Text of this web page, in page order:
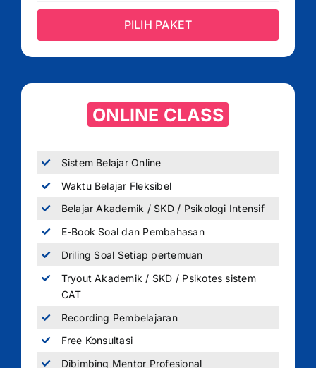
PILIH PAKET
ONLINE CLASS
Sistem Belajar Online
Waktu Belajar Fleksibel
Belajar Akademik / SKD / Psikologi Intensif
E-Book Soal dan Pembahasan
Driling Soal Setiap pertemuan
Tryout Akademik / SKD / Psikotes sistem
CAT
Recording Pembelajaran
Free Konsultasi
Dibimbing Mentor Profesional